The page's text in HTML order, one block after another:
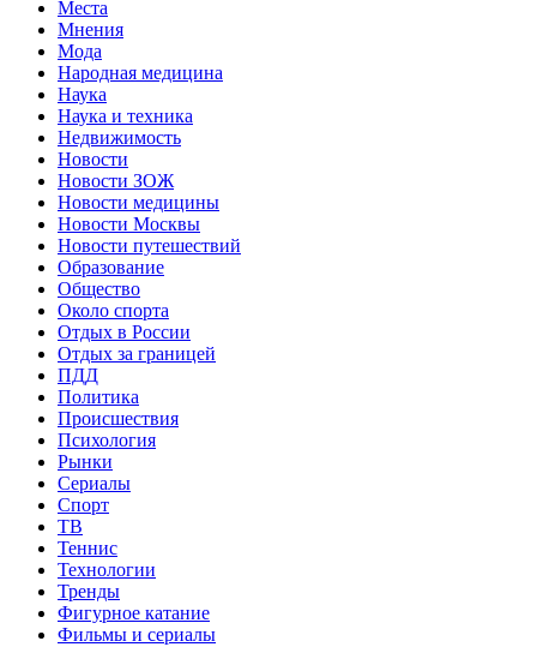
Места
Мнения
Мода
Народная медицина
Наука
Наука и техника
Недвижимость
Новости
Новости ЗОЖ
Новости медицины
Новости Москвы
Новости путешествий
Образование
Общество
Около спорта
Отдых в России
Отдых за границей
ПДД
Политика
Происшествия
Психология
Рынки
Сериалы
Спорт
ТВ
Теннис
Технологии
Тренды
Фигурное катание
Фильмы и сериалы